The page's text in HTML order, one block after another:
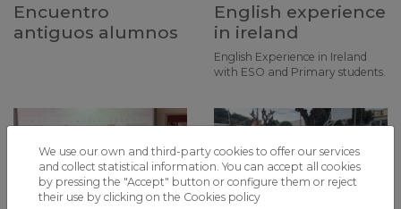
Encuentro
antiguos alumnos
English experience
in ireland
English Experience in Ireland
with ESO and Primary students.
We use our own and third-party cookies to offer our services
and collect statistical information. You can accept all cookies
by pressing the "Accept" button or configure them or reject
their use by clicking on the Cookies policy